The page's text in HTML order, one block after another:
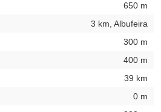
650 m
3 km, Albufeira
300 m
400 m
39 km
0 m